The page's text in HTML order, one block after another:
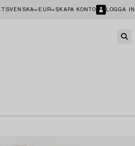
SVENSKA EUR SKAPA KONTO LOGGA IN